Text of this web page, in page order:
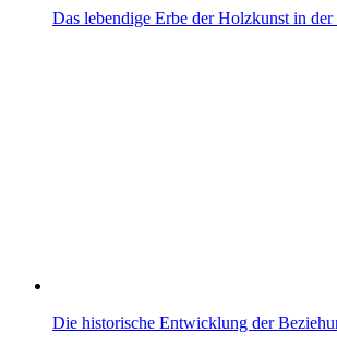
Das lebendige Erbe der Holzkunst in
Die historische Entwicklung der